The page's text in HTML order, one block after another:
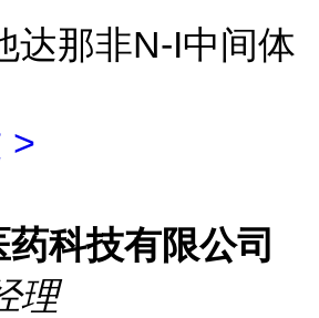
达那非N-I中间体
>
科技有限公司
理